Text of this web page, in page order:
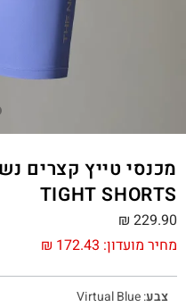
TIGHT SHORTS
מחיר מועדון: ₪ 172.43
₪ 229.90
צבע:
Virtual Blue